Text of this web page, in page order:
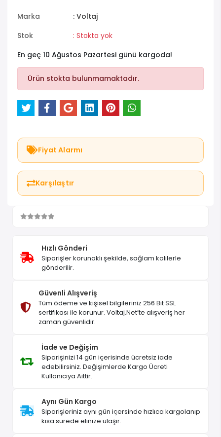
Marka
: Voltaj
Stok
: Stokta yok
En geç 10 Ağustos Pazartesi günü kargoda!
Ürün stokta bulunmamaktadır.
Fiyat Alarmı
Karşılaştır
Hızlı Gönderi
Siparişler korunaklı şekilde, sağlam kolilerle
gönderilir.
Güvenli Alışveriş
Tüm ödeme ve kişisel bilgileriniz 256 Bit SSL
sertifikası ile korunur. Voltaj.Net’te alışveriş her
zaman güvenlidir.
İade ve Değişim
Siparişinizi 14 gün içerisinde ücretsiz iade
edebilirsiniz. Değişimlerde Kargo Ücreti
Kullanıcıya Aittir.
Aynı Gün Kargo
Siparişleriniz aynı gün içersinde hızlıca kargolanıp
kısa sürede elinize ulaşır.